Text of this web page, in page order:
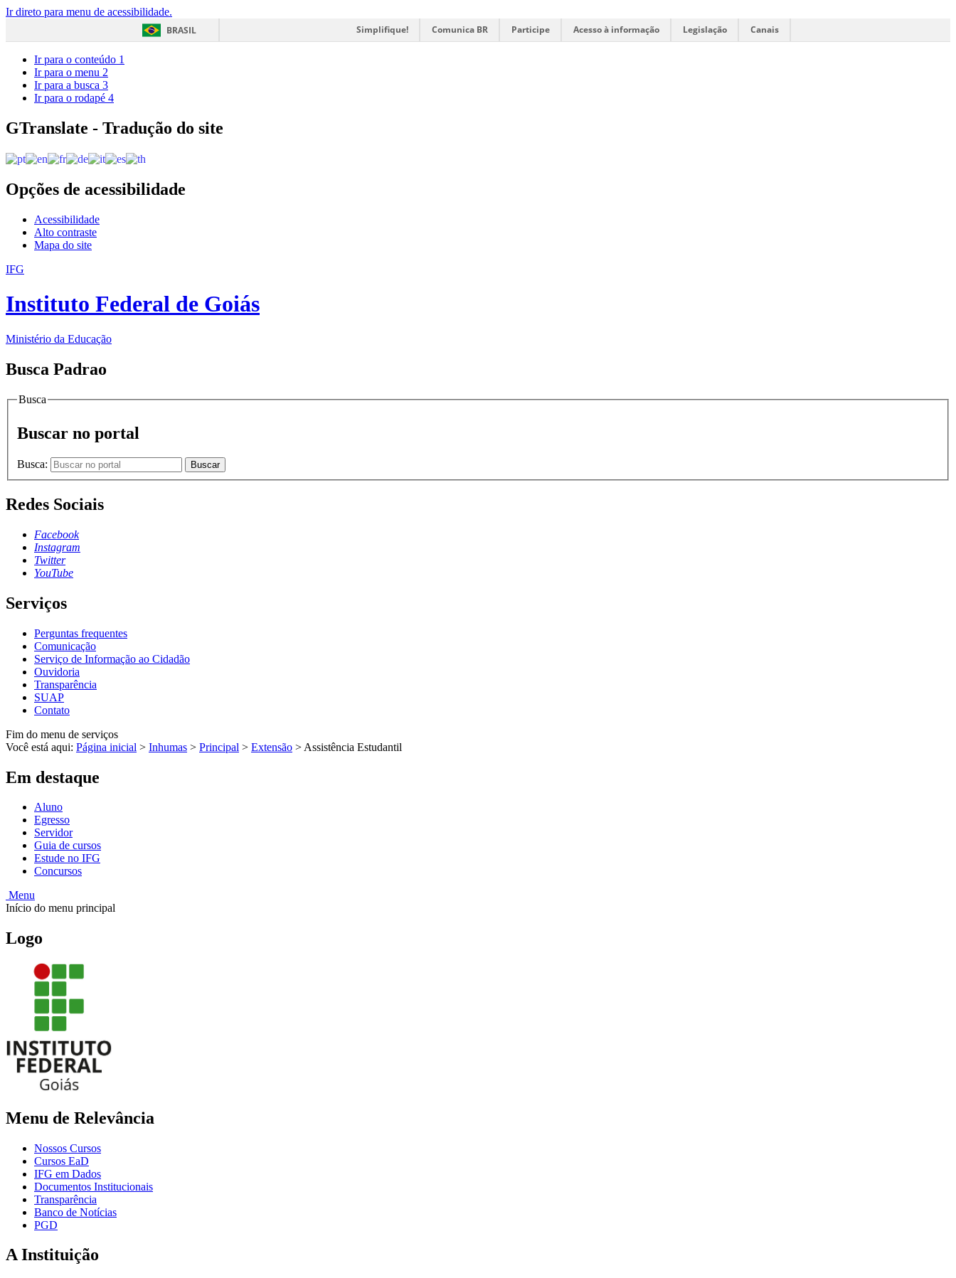
Ir direto para menu de acessibilidade.
BRASIL
Simplifique! Comunica BR Participe Acesso à informação Legislação Canais
Ir para o conteúdo 1
Ir para o menu 2
Ir para a busca 3
Ir para o rodapé 4
GTranslate - Tradução do site
Opções de acessibilidade
Acessibilidade
Alto contraste
Mapa do site
IFG
Instituto Federal de Goiás
Ministério da Educação
Busca Padrao
Busca
Buscar no portal
Busca: Buscar
Redes Sociais
Facebook
Instagram
Twitter
YouTube
Serviços
Perguntas frequentes
Comunicação
Serviço de Informação ao Cidadão
Ouvidoria
Transparência
SUAP
Contato
Fim do menu de serviços
Você está aqui: Página inicial > Inhumas > Principal > Extensão > Assistência Estudantil
Em destaque
Aluno
Egresso
Servidor
Guia de cursos
Estude no IFG
Concursos
Menu
Início do menu principal
Logo
Menu de Relevância
Nossos Cursos
Cursos EaD
IFG em Dados
Documentos Institucionais
Transparência
Banco de Notícias
PGD
A Instituição